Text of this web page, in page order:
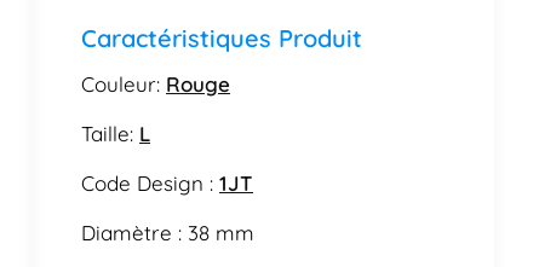
Caractéristiques Produit
Couleur: Rouge
Taille: L
Code Design :1JT
Diamètre : 38 mm